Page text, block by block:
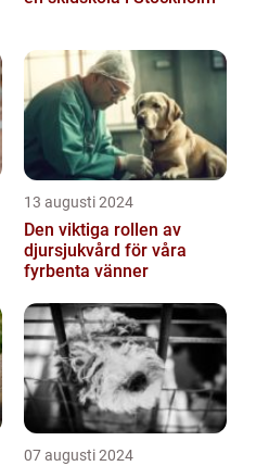
13 augusti 2024
Den viktiga rollen av
djursjukvård för våra
fyrbenta vänner
07 augusti 2024